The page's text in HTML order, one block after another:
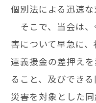
個別法による迅速な
そこで、当会は
害について早急に
連義援金の差押え
ること、及びでき
災害を対象とした